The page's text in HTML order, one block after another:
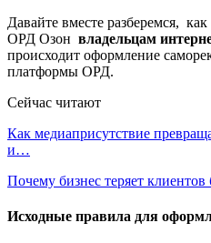
Давайте вместе разберемся,
ОРД Озон владельцам
происходит оформление
платформы ОРД.
Сейчас читают
Как медиаприсутствие
и…
Почему бизнес теряет клиентов
Исходные правила для